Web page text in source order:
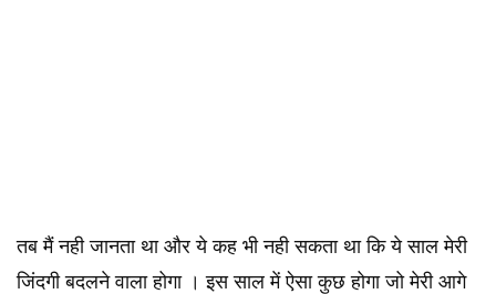
तब मैं नही जानता था और ये कह भी नही सकता था कि ये साल मेरी
जिंदगी बदलने वाला होगा । इस साल में ऐसा कुछ होगा जो मेरी आगे